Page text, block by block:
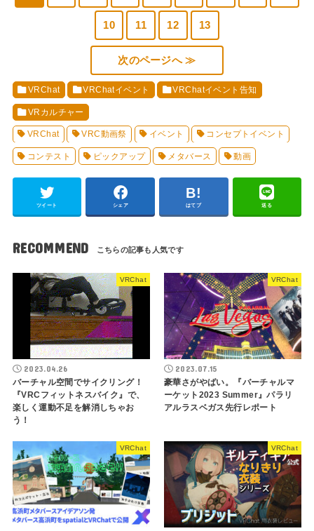
10 11 12 13
次のページへ ≫
VRChat VRChatイベント VRChatイベント告知
VRカルチャー
VRChat VRC動画祭 イベント コンセプトイベント
コンテスト ピックアップ メタバース 動画
ツイート シェア はてブ 送る
RECOMMEND
VRChat
2023.04.26
バーチャル空間でサイクリング！
『VRCフィットネスバイク』で、
楽しく運動不足を解消しちゃお
う！
VRChat
2023.07.15
豪華さがやばい。『バーチャルマ
ーケット2023 Summer』パラリ
アルラスベガス先行レポート
VRChat VRChat